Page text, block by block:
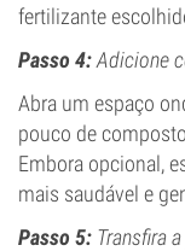
fertilizante
Passo 4:Adicione
Abra um espaço
pouco de
Embora opcional,
mais saudável e
Passo 5: Transfira